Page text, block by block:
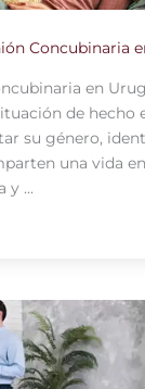
Concubinaria
en
de hecho
su género,
una vida
y ...